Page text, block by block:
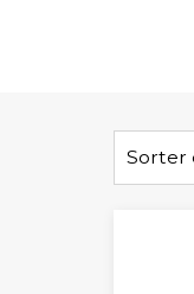
Sorter